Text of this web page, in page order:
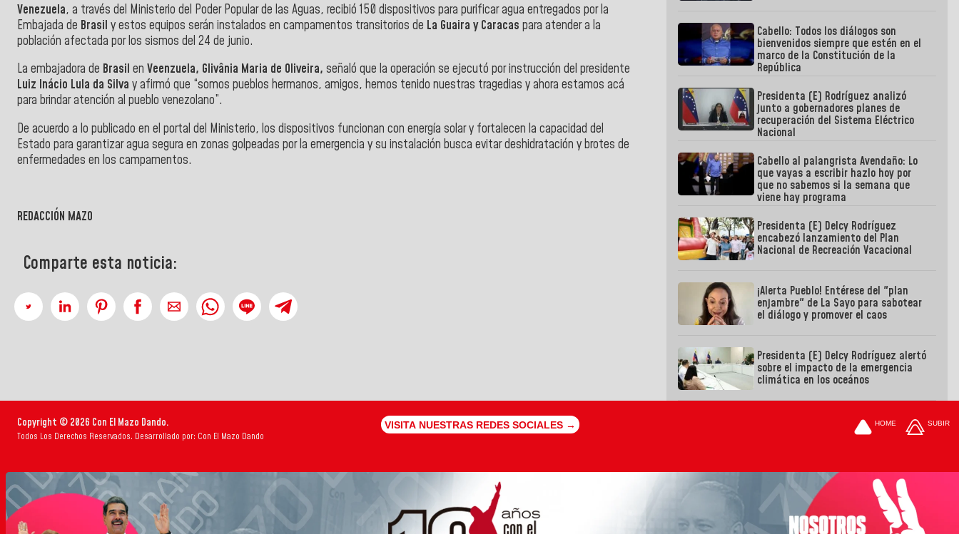
Venezuela, a través del Ministerio del Poder Popular de las Aguas, recibió 150 dispositivos para purificar agua entregados por la
Embajada de Brasil y estos equipos serán instalados en campamentos transitorios de La Guaira y Caracas para atender a la
población afectada por los sismos del 24 de junio.
La embajadora de Brasil en Veenzuela, Glivânia Maria de Oliveira, señaló que la operación se ejecutó por instrucción del presidente
Luiz Inácio Lula da Silva y afirmó que “somos pueblos hermanos, amigos, hemos tenido nuestras tragedias y ahora estamos acá
para brindar atención al pueblo venezolano”.
De acuerdo a lo publicado en el portal del Ministerio, los dispositivos funcionan con energía solar y fortalecen la capacidad del
Estado para garantizar agua segura en zonas golpeadas por la emergencia y su instalación busca evitar deshidratación y brotes de
enfermedades en los campamentos.
REDACCIÓN MAZO
Comparte esta noticia:
Cabello: Todos los diálogos son
bienvenidos siempre que estén en el
marco de la Constitución de la
República
Presidenta (E) Rodríguez analizó
junto a gobernadores planes de
recuperación del Sistema Eléctrico
Nacional
Cabello al palangrista Avendaño: Lo
que vayas a escribir hazlo hoy por
que no sabemos si la semana que
viene hay programa
Presidenta (E) Delcy Rodríguez
encabezó lanzamiento del Plan
Nacional de Recreación Vacacional
¡Alerta Pueblo! Entérese del "plan
enjambre" de La Sayo para sabotear
el diálogo y promover el caos
Presidenta (E) Delcy Rodríguez alertó
sobre el impacto de la emergencia
climática en los oceános
Copyright © 2026 Con El Mazo Dando.
Todos Los Derechos Reservados. Desarrollado por: Con El Mazo Dando
VISITA NUESTRAS REDES SOCIALES → HOME SUBIR